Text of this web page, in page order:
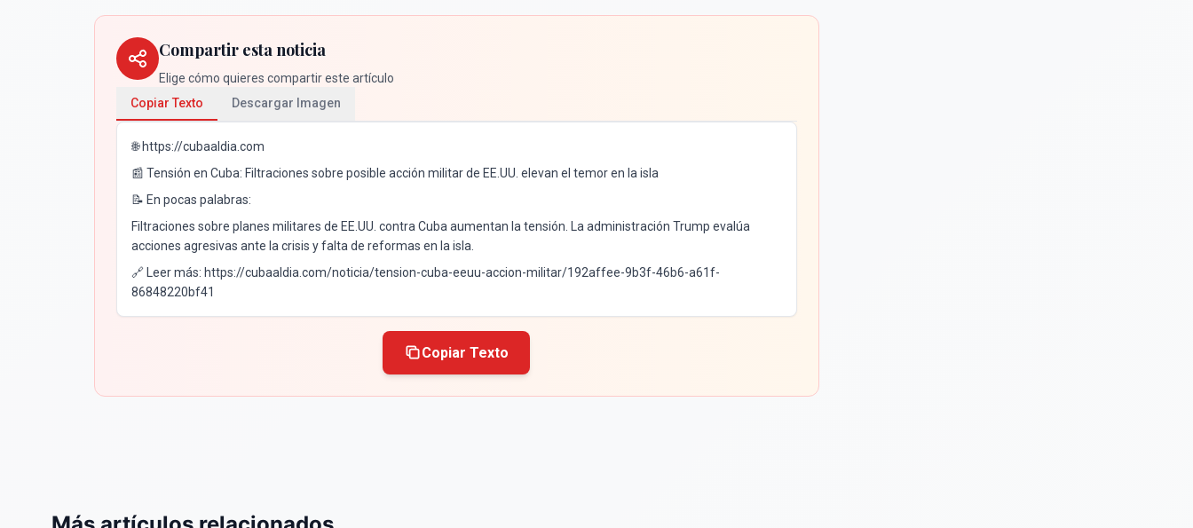
Compartir esta noticia
Elige cómo quieres compartir este artículo
Copiar Texto
Descargar Imagen
🌐 https://cubaaldia.com
📰 Tensión en Cuba: Filtraciones sobre posible acción militar de EE.UU. elevan el temor en la isla
📝 En pocas palabras:
Filtraciones sobre planes militares de EE.UU. contra Cuba aumentan la tensión. La administración Trump evalúa
acciones agresivas ante la crisis y falta de reformas en la isla.
🔗 Leer más: https://cubaaldia.com/noticia/tension-cuba-eeuu-accion-militar/192affee-9b3f-46b6-a61f-
86848220bf41
Copiar Texto